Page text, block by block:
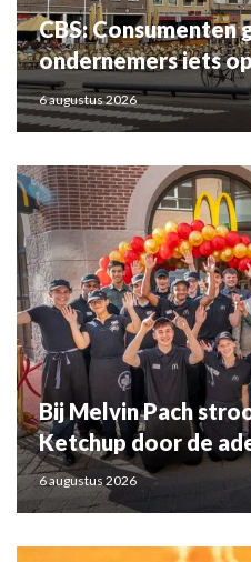
CBS: Consumenten
ondernemers iets
6 augustus 2026
Bij Melvin Pach
Ketchup door de
6 augustus 2026